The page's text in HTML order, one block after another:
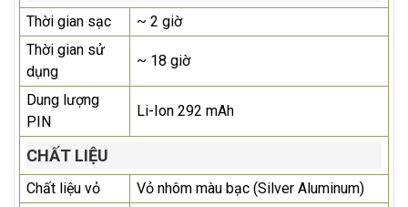
Thời gian sạc
~ 2 giờ
Thời gian sử
dụng
~ 18 giờ
Dung lượng
PIN
Li-Ion 292 mAh
CHẤT LIỆU
Chất liệu vỏ Vỏ nhôm màu bạc (Silver Aluminum)